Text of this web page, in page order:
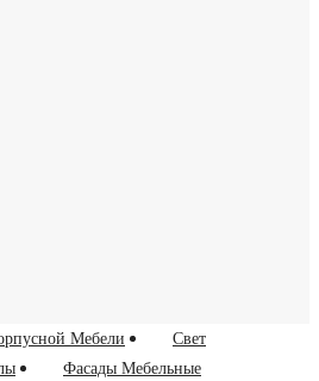
Мебели
Свет
Фасады Мебельные